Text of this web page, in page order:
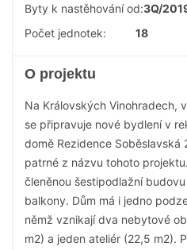
Byty k nastěhování od:3Q/
Počet jednotek:
18
O projektu
Na Královských Vinohradech,
se připravuje nové bydlení v
domě Rezidence Soběslavská
patrné z názvu tohoto
členěnou šestipodlažní
balkony. Dům má i jedno
němž vznikají dva nebytové
m2) a jeden ateliér (22,5 m2).